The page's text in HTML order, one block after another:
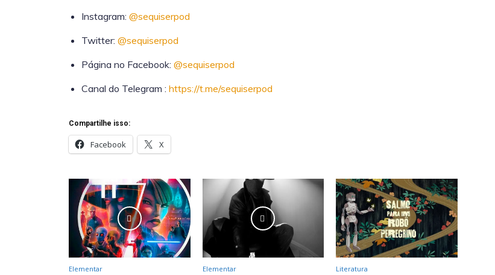
Instagram: @sequiserpod
Twitter: @sequiserpod
Página no Facebook: @sequiserpod
Canal do Telegram : https://t.me/sequiserpod
Compartilhe isso:
Facebook X
Elementar Elementar Literatura